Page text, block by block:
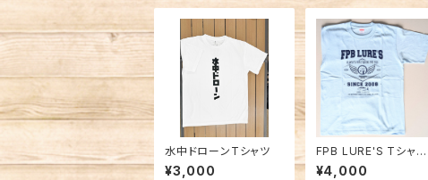
水中ドローンTシャツ
¥3,000
FPB LURE'S Tシャツ2
024 ライトブルー
¥4,000